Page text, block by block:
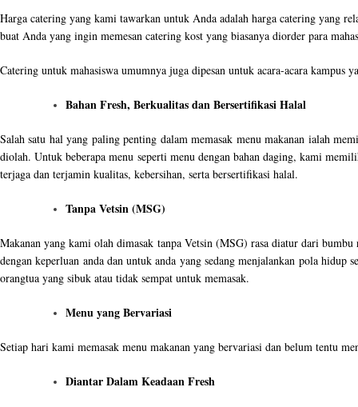
Harga catering yang kami tawarkan untuk Anda adalah harga catering yang
buat Anda yang ingin memesan catering kost yang biasanya diorder para
Catering untuk mahasiswa umumnya juga dipesan untuk acara-acara kampus
Bahan Fresh, Berkualitas dan Bersertifikasi Halal
Salah satu hal yang paling penting dalam memasak menu makanan ialah
diolah. Untuk beberapa menu seperti menu dengan bahan daging, kami
terjaga dan terjamin kualitas, kebersihan, serta bersertifikasi halal.
Tanpa Vetsin (MSG)
Makanan yang kami olah dimasak tanpa Vetsin (MSG) rasa diatur dari bumbu
dengan keperluan anda dan untuk anda yang sedang menjalankan pola
orangtua yang sibuk atau tidak sempat untuk memasak.
Menu yang Bervariasi
Setiap hari kami memasak menu makanan yang bervariasi dan belum tentu
Diantar Dalam Keadaan Fresh